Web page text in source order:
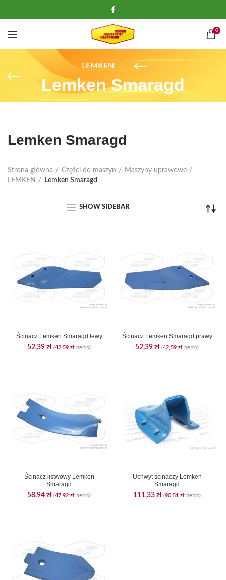
0
LEMKEN
Lemken Smaragd
Lemken Smaragd
Strona główna Części do maszyn
Maszyny uprawowe
LEMKEN
Lemken Smaragd
SHOW SIDEBAR
Ścinacz Lemken Smaragd lewy
52,39 zł (42,59 zł netto)
Ścinacz Lemken Smaragd prawy
52,39 zł (42,59 zł netto)
Ścinacz listwowy Lemken
Smaragd
58,94 zł (47,92 zł netto)
Uchwyt ścinaczy Lemken
Smaragd
111,33 zł (90,51 zł netto)